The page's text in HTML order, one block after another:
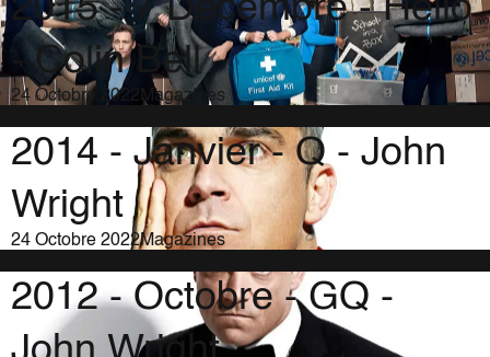
2015 - 7 Décembre - Hello
- Colin Bell
24 Octobre 2022 Magazines
2014 - Janvier - Q - John
Wright
24 Octobre 2022Magazines
2012 - Octobre - GQ -